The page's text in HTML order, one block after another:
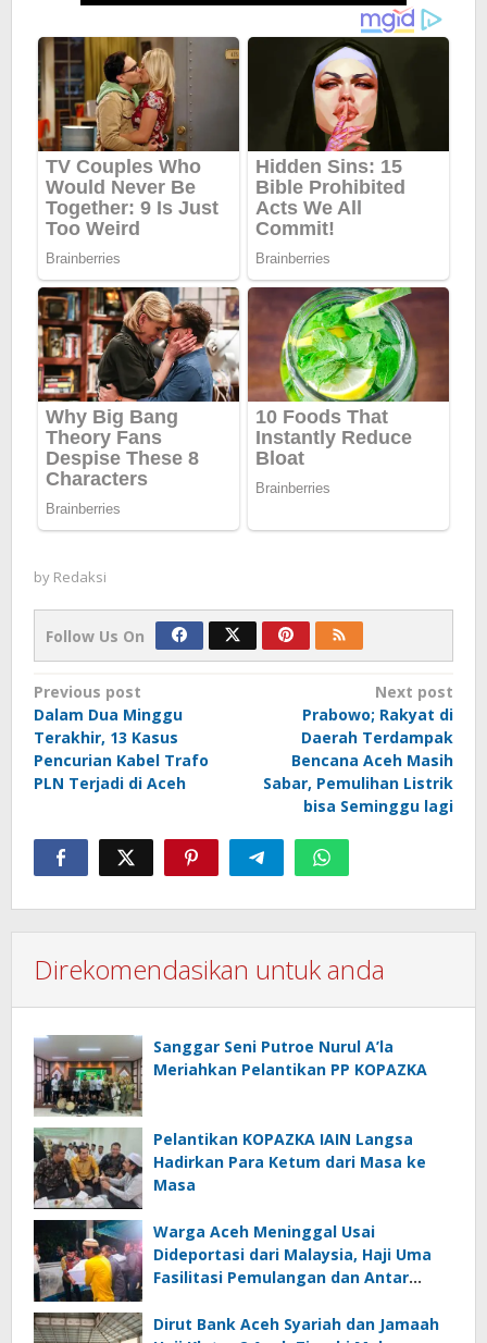
by Redaksi
Follow Us On
Post
navigation
Previous post
Dalam Dua Minggu
Terakhir, 13 Kasus
Pencurian Kabel Trafo
PLN Terjadi di Aceh
Next post
Prabowo; Rakyat di
Daerah Terdampak
Bencana Aceh Masih
Sabar, Pemulihan Listrik
bisa Seminggu lagi
Direkomendasikan untuk anda
Sanggar Seni Putroe Nurul A’la
Meriahkan Pelantikan PP KOPAZKA
Pelantikan KOPAZKA IAIN Langsa
Hadirkan Para Ketum dari Masa ke
Masa
Warga Aceh Meninggal Usai
Dideportasi dari Malaysia, Haji Uma
Fasilitasi Pemulangan dan Antar
Dirut Bank Aceh Syariah dan Jamaah